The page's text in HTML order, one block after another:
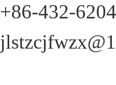
+86-432-